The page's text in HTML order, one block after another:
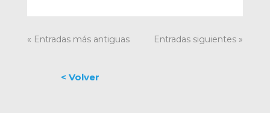
« Entradas más antiguas Entradas siguientes »